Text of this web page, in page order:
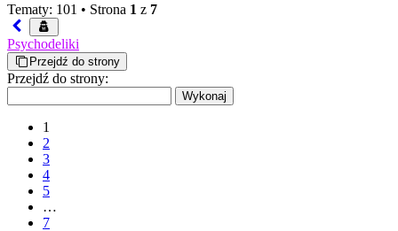
Tematy: 101 • Strona 1 z 7
Psychodeliki
Przejdź do strony
Przejdź do strony:
1
2
3
4
5
…
7